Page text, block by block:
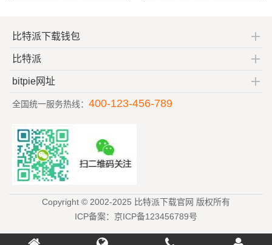
比特派下载钱包
比特派
bitpie网址
全国统一服务热线： 400-123-456-789
Copyright © 2002-2025 比特派下载官网 版权所有
ICP备案：京ICP备123456789号